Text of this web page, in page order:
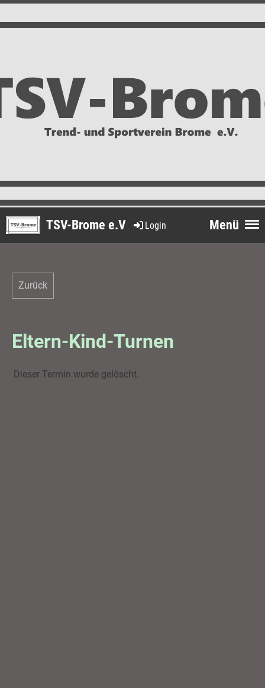
Menü
Login
TSV-Brome e.V
Zurück
Eltern-Kind-Turnen
Dieser Termin wurde gelöscht.